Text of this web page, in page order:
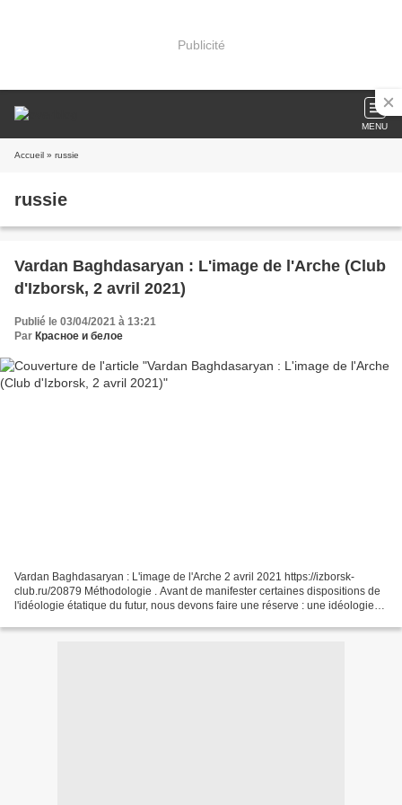
Publicité
MENU
Accueil » russie
russie
Vardan Baghdasaryan : L'image de l'Arche (Club
d'Izborsk, 2 avril 2021)
Publié le 03/04/2021 à 13:21
Par Красное и белое
Vardan Baghdasaryan : L'image de l'Arche 2 avril 2021 https://izborsk-
club.ru/20879 Méthodologie . Avant de manifester certaines dispositions de
l'idéologie étatique du futur, nous devons faire une réserve : une idéologie